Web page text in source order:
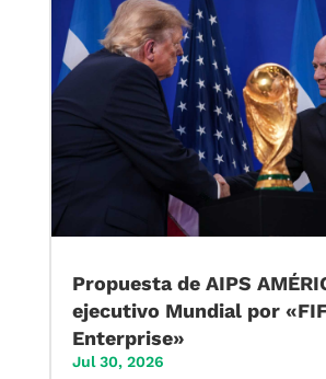
Propuesta de AIPS
ejecutivo Mundial por
Enterprise»
Jul 30, 2026